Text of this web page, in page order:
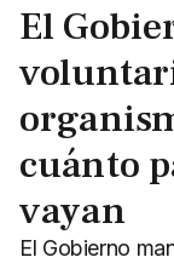
El
cuánto
vayan
El Gobierno